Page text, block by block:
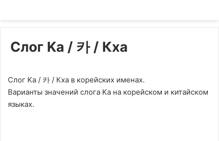
Слог Ka / 카 / Кха
Слог Ka / 카 / Кха в корейских именах.
Варианты значений слога Ka на корейском и китайском
языках.